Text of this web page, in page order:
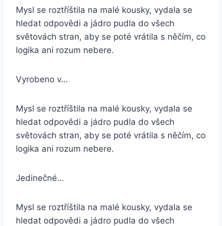
Mysl se roztříštila na malé kousky, vydala se
hledat odpovědi a jádro pudla do všech
světovách stran, aby se poté vrátila s něčím, co
logika ani rozum nebere.
Vyrobeno v…
Mysl se roztříštila na malé kousky, vydala se
hledat odpovědi a jádro pudla do všech
světovách stran, aby se poté vrátila s něčím, co
logika ani rozum nebere.
Jedinečné…
Mysl se roztříštila na malé kousky, vydala se
hledat odpovědi a jádro pudla do všech